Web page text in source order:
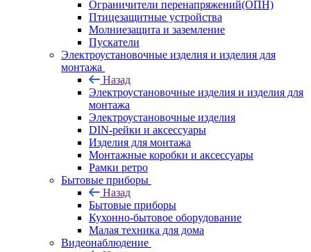
Ограничители перенапряжений(ОПН)
Птицезащитные устройства
Молниезащита и заземление
Пускатели
Электроустановочные изделия и изделия для
монтажа
Назад
Электроустановочные изделия и изделия для
монтажа
Электроустановочные изделия
DIN-рейки и аксессуары
Изделия для монтажа
Монтажные коробки и аксессуары
Рамки ретро
Бытовые приборы
Назад
Бытовые приборы
Кухонно-бытовое оборудование
Малая техника для дома
Видеонаблюдение